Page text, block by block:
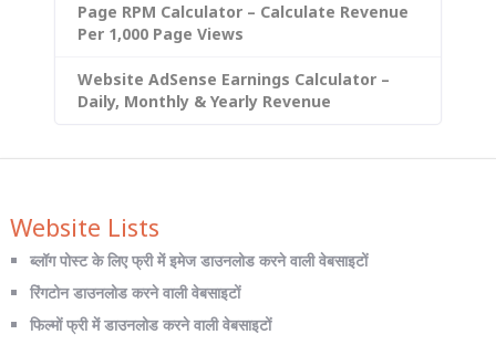
Page RPM Calculator – Calculate Revenue
Per 1,000 Page Views
Website AdSense Earnings Calculator –
Daily, Monthly & Yearly Revenue
Website Lists
ब्लॉग पोस्ट के लिए फ्री में इमेज डाउनलोड करने वाली वेबसाइटों
रिंगटोन डाउनलोड करने वाली वेबसाइटों
फिल्मों फ्री में डाउनलोड करने वाली वेबसाइटों